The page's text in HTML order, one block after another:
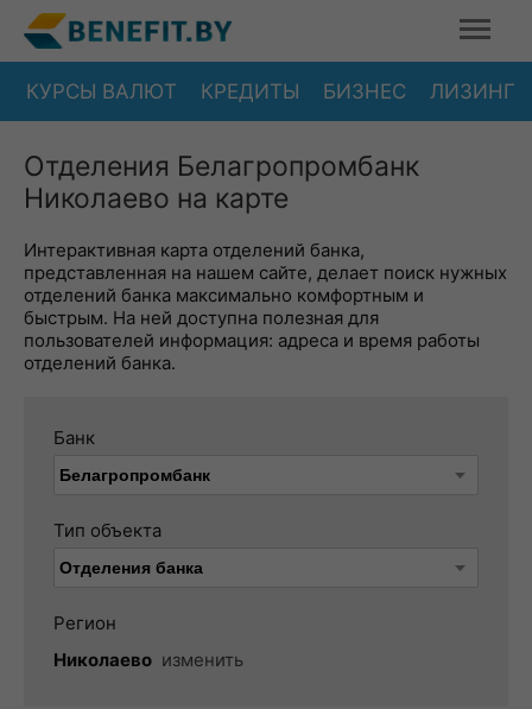
КУРСЫ ВАЛЮТ КРЕДИТЫ БИЗНЕС ЛИЗИНГ
Отделения Белагропромбанк
Николаево на карте
Интерактивная карта отделений банка,
представленная на нашем сайте, делает поиск нужных
отделений банка максимально комфортным и
быстрым. На ней доступна полезная для
пользователей информация: адреса и время работы
отделений банка.
Банк
Тип объекта
Регион
Николаево изменить